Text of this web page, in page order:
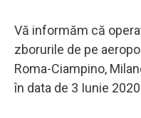
Vă informăm că
zborurile de pe
Roma-Ciampino,
în data de 3 Iunie